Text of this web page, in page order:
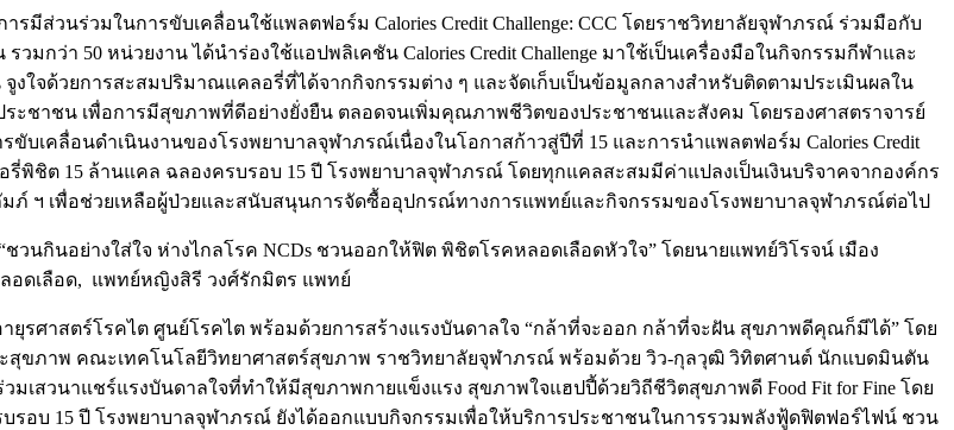
ส่วนร่วมในการขับเคลื่อนใช้แพลตฟอร์ม Calories Credit Challenge: CCC โดยราชวิทยาลัยจุฬาภรณ์ ร่วมมือกับ
กว่า 50 หน่วยงาน ได้นำร่องใช้แอปพลิเคชัน Calories Credit Challenge มาใช้เป็นเครื่องมือในกิจกรรมกีฬาและ
งใจด้วยการสะสมปริมาณแคลอรี่ที่ได้จากกิจกรรมต่าง ๆ และจัดเก็บเป็นข้อมูลกลางสำหรับติดตามประเมินผลใน
ะชาชน เพื่อการมีสุขภาพที่ดีอย่างยั่งยืน ตลอดจนเพิ่มคุณภาพชีวิตของประชาชนและสังคม โดยรองศาสตราจารย์
เคลื่อนดำเนินงานของโรงพยาบาลจุฬาภรณ์เนื่องในโอกาสก้าวสู่ปีที่ 15 และการนำแพลตฟอร์ม Calories Credit
พิชิต 15 ล้านแคล ฉลองครบรอบ 15 ปี โรงพยาบาลจุฬาภรณ์ โดยทุกแคลสะสมมีค่าแปลงเป็นเงินบริจาคจากองค์กร
ฯ เพื่อช่วยเหลือผู้ป่วยและสนับสนุนการจัดซื้ออุปกรณ์ทางการแพทย์และกิจกรรมของโรงพยาบาลจุฬาภรณ์ต่อไป
ชวนกินอย่างใส่ใจ ห่างไกลโรค NCDs ชวนออกให้ฟิต พิชิตโรคหลอดเลือดหัวใจ” โดยนายแพทย์วิโรจน์ เมือง
อดเลือด, แพทย์หญิงสิรี วงศ์รักมิตร แพทย์
รศาสตร์โรคไต ศูนย์โรคไต พร้อมด้วยการสร้างแรงบันดาลใจ “กล้าที่จะออก กล้าที่จะฝัน สุขภาพดีคุณก็มีได้” โดย
ะสุขภาพ คณะเทคโนโลยีวิทยาศาสตร์สุขภาพ ราชวิทยาลัยจุฬาภรณ์ พร้อมด้วย วิว-กุลวุฒิ วิทิตศานต์ นักแบดมินตัน
เสวนาแชร์แรงบันดาลใจที่ทำให้มีสุขภาพกายแข็งแรง สุขภาพใจแฮปปี้ด้วยวิถีชีวิตสุขภาพดี Food Fit for Fine โดย
อบ 15 ปี โรงพยาบาลจุฬาภรณ์ ยังได้ออกแบบกิจกรรมเพื่อให้บริการประชาชนในการรวมพลังฟู้ดฟิตฟอร์ไฟน์ ชวน